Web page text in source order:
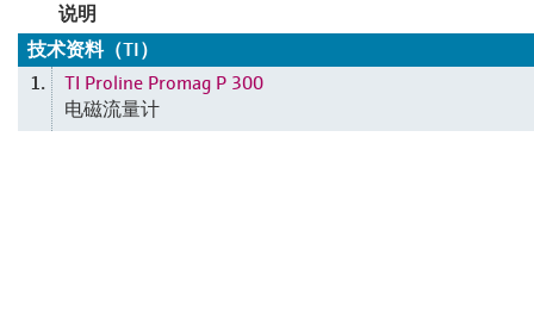
说明
技术资料（TI）
1.
TI Proline Promag P 300
电磁流量计